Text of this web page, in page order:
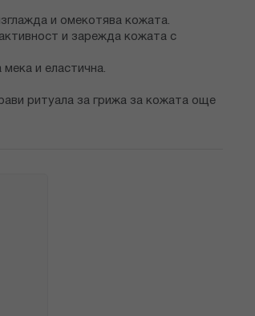
и омекотява кожата.
и зарежда кожата с
и еластична.
ритуала за грижа за кожата още